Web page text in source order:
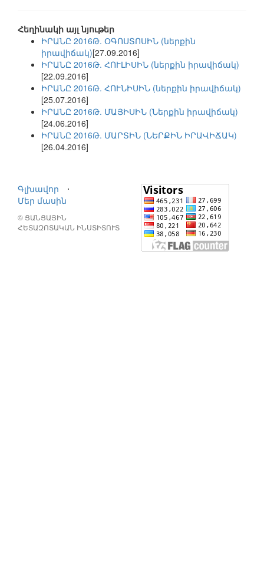
Հեղինակի այլ նյութեր
ԻՐԱՆԸ 2016Թ. ՕԳՈՍՏՈՍԻՆ (ներքին
իրավիճակ)[27.09.2016]
ԻՐԱՆԸ 2016Թ. ՀՈՒԼԻՍԻՆ (ներքին իրավիճակ)
[22.09.2016]
ԻՐԱՆԸ 2016Թ. ՀՈՒՆԻՍԻՆ (ներքին իրավիճակ)
[25.07.2016]
ԻՐԱՆԸ 2016Թ. ՄԱՅԻՍԻՆ (Ներքին իրավիճակ)
[24.06.2016]
ԻՐԱՆԸ 2016Թ. ՄԱՐՏԻՆ (ՆԵՐՔԻՆ ԻՐԱՎԻՃԱԿ)
[26.04.2016]
Գլխավոր
⋅
Մեր մասին
© ՑԱՆՑԱՅԻՆ
ՀԵՏԱԶՈՏԱԿԱՆ ԻՆՍՏԻՏՈՒՏ